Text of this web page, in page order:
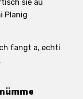
sie au
Planig
fangt a, echti